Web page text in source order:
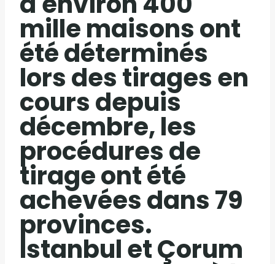
mille maisons ont
été déterminés
lors des tirages en
cours depuis
décembre, les
procédures de
tirage ont été
achevées dans 79
provinces.
Istanbul et Çorum